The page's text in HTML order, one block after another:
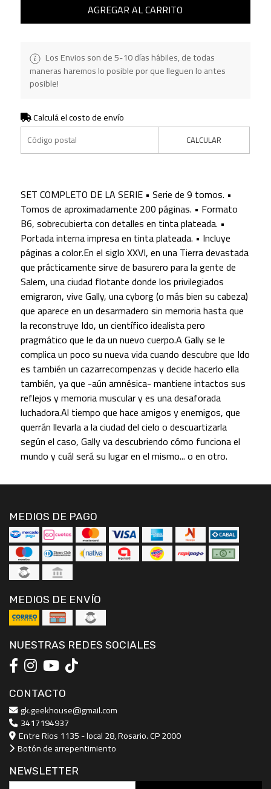
AGREGAR AL CARRITO
Los Envios son de 5-10 días hábiles, de todas
maneras haremos lo posible por que lleguen lo antes
posible!
Calculá el costo de envío
CALCULAR
SET COMPLETO DE LA SERIE • Serie de 9 tomos. •
Tomos de aproximadamente 200 páginas. • Formato
B6, sobrecubierta con detalles en tinta plateada. •
Portada interna impresa en tinta plateada. • Incluye
páginas a color.En el siglo XXVI, en una Tierra devastada
que prácticamente sirve de basurero para la gente de
Salem, una ciudad flotante donde los privilegiados
emigraron, vive Gally, una cyborg (o más bien su cabeza)
que aparece en un desarmadero sin memoria hasta que
la reconstruye Ido, un científico idealista pero
pragmático que le da un nuevo cuerpo.A Gally se le
complica un poco su nueva vida cuando descubre que Ido
es también un cazarrecompenzas y decide hacerlo ella
también, ya que -aún amnésica- mantiene intactos sus
reflejos y memoria muscular y es una desaforada
luchadora.Al tiempo que hace amigos y enemigos, que
querrán llevarla a la ciudad del cielo o descuartizarla
según el caso, Gally va descubriendo cómo funciona el
mundo y cuál será su lugar en el mismo... o en otro.
MEDIOS DE PAGO
MEDIOS DE ENVÍO
NUESTRAS REDES SOCIALES
CONTACTO
gk.geekhouse@gmail.com
3417194937
Entre Rios 1135 - local 28, Rosario. CP 2000
Botón de arrepentimiento
NEWSLETTER